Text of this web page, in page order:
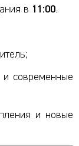
в 11:00.
и современные
и новые